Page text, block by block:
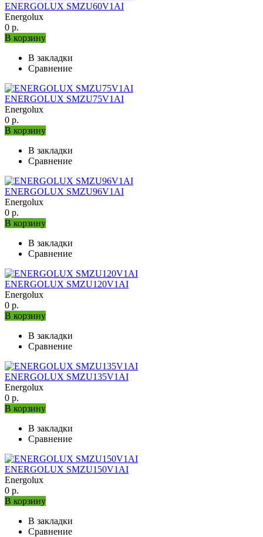
ENERGOLUX SMZU60V1AI
Energolux
0 р.
В корзину
В закладки
Сравнение
ENERGOLUX SMZU75V1AI
Energolux
0 р.
В корзину
В закладки
Сравнение
ENERGOLUX SMZU96V1AI
Energolux
0 р.
В корзину
В закладки
Сравнение
ENERGOLUX SMZU120V1AI
Energolux
0 р.
В корзину
В закладки
Сравнение
ENERGOLUX SMZU135V1AI
Energolux
0 р.
В корзину
В закладки
Сравнение
ENERGOLUX SMZU150V1AI
Energolux
0 р.
В корзину
В закладки
Сравнение